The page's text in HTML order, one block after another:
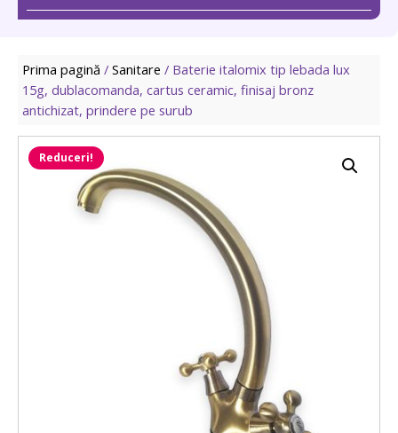
Prima pagină / Sanitare / Baterie italomix tip lebada lux
15g, dublacomanda, cartus ceramic, finisaj bronz
antichizat, prindere pe surub
Reduceri!